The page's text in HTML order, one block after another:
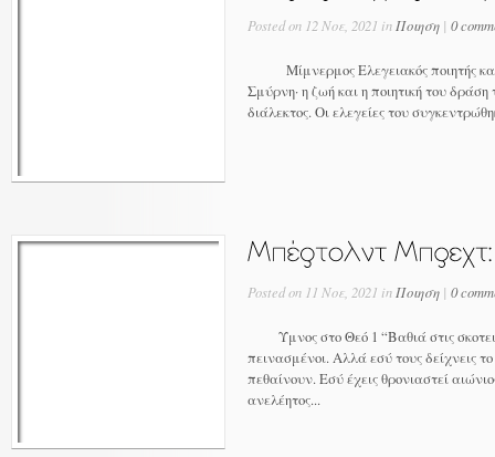
Posted on 12 Νοε, 2021 in Ποιηση | 0
Mίμνερμος Ελεγειακός ποιητής
Σμύρνη· η ζωή και η ποιητική του
διάλεκτος. Οι ελεγείες του
Posted on 11 Νοε, 2021 in Ποιηση | 0
Ύμνος στο Θεό 1 “Βαθιά στις
πεινασμένοι. Αλλά εσύ τους δείχνεις
πεθαίνουν. Εσύ έχεις θρονιαστεί
ανελέητος...